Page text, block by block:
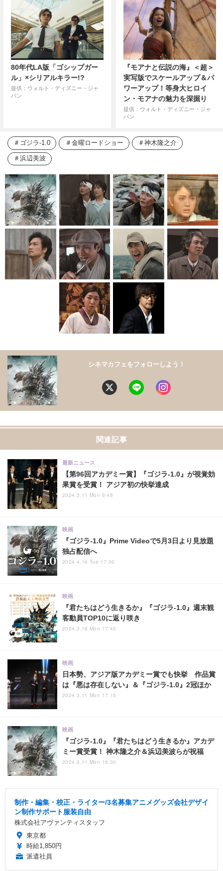
80年代LA版「ゴシップガー
ル」×シリアルキラー!?
提供：ウォルト・ディズニー・ジャ
パン
『モアナと伝説の海』＜超＞
実写版でスケールアップ＆パ
ワーアップ！等身大ヒロイ
ン・モアナの魅力を深掘り
提供：ウォルト・ディズニー・ジャ
パン
ゴジラ-1.0 金曜ロードショー 神木隆之介
浜辺美波
シネマカフェをフォローしよう！
関連記事
【第96回アカデミー賞】『ゴジラ-1.0』が視覚効
果賞を受賞！ アジア初の快挙達成
最新ニュース
2024.3.11 Mon 9:48
『ゴジラ-1.0』Prime Videoで5月3日より見放題
独占配信へ
映画
2024.4.16 Tue 17:00
『君たちはどう生きるか』『ゴジラ-1.0』週末観
客動員TOP10に返り咲き
映画
2024.3.18 Mon 17:45
日本勢、アジア版アカデミー賞でも快挙 作品賞
は『悪は存在しない』＆『ゴジラ-1.0』2冠ほか
映画
2024.3.11 Mon 17:15
『ゴジラ-1.0』『君たちはどう生きるか』アカデ
ミー賞受賞！ 神木隆之介＆浜辺美波らが祝福
映画
2024.3.11 Mon 16:30
制作・編集・校正・ライター/3名募集アニメグッズ会社デザイ
ン制作サポート服装自由
株式会社アヴァンティスタッフ
東京都
時給1,850円
派遣社員